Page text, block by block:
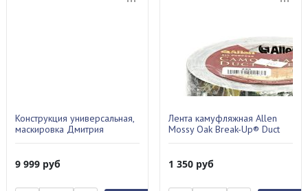
Конструкция универсальная,
маскировка Дмитрия
9 999 руб
Лента камуфляжная Allen
Mossy Oak Break-Up® Duct
1 350 руб